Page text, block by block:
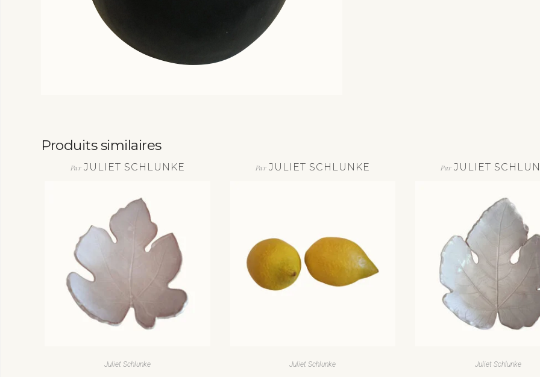
Produits similaires
Par JULIET SCHLUNKE
Juliet Schlunke
Par JULIET SCHLUNKE
Juliet Schlunke
ParJULIET
Juliet Schlunke